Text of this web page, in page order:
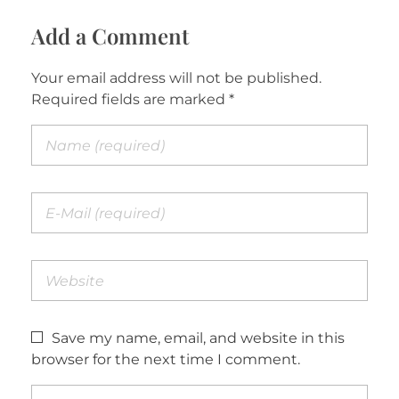
Add a Comment
Your email address will not be published.
Required fields are marked *
Save my name, email, and website in this
browser for the next time I comment.